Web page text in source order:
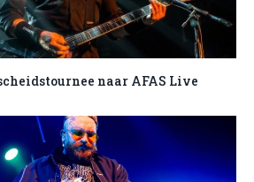
naar AFAS Live